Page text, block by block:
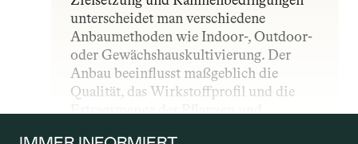
unterscheidet man verschiedene
Anbaumethoden wie Indoor-, Outdoor-
oder Gewächshauskultivierung. Der
Anbau beeinflusst maßgeblich die
Qualität, das Wirkstoffprofil und die
Ertragsmenge der Pflanzen und